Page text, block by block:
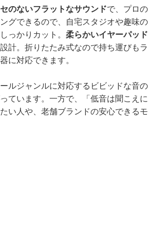
のないフラットなサウンドで、プロ
グできるので、自宅スタジオや趣味
っかりカット。 柔らかいイヤーパッ
計。折りたたみ式なので持ち運びも
に対応できます。
ルジャンルに対応するビビッドな音
ています。一方で、「低音は聞こえ
い人や、老舗ブランドの安心できる